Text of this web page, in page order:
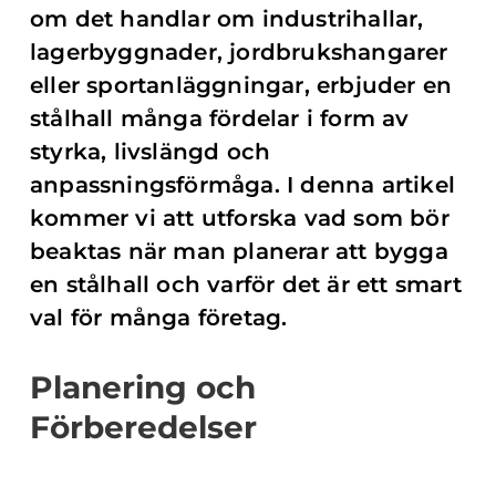
om det handlar om industrihallar,
lagerbyggnader, jordbrukshangarer
eller sportanläggningar, erbjuder en
stålhall många fördelar i form av
styrka, livslängd och
anpassningsförmåga. I denna artikel
kommer vi att utforska vad som bör
beaktas när man planerar att bygga
en stålhall och varför det är ett smart
val för många företag.
Planering och
Förberedelser